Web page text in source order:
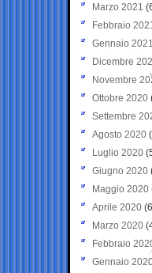
Marzo 2021
Febbraio
Gennaio 2021
Dicembre
Novembre
Ottobre 2020
Settembre
Agosto 2020
Luglio 2020
Giugno 2020
Maggio 2020
Aprile 2020
Marzo 2020
Febbraio
Gennaio